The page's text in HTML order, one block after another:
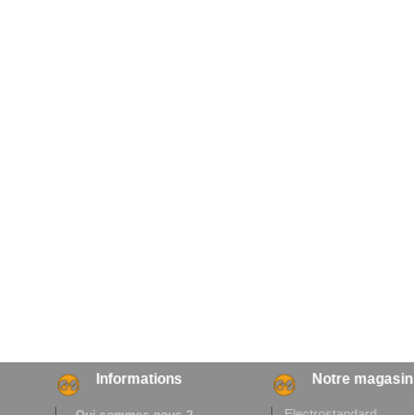
Informations Notre magasin